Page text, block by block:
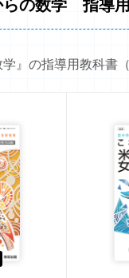
の数学 指導用
』の指導用教科書